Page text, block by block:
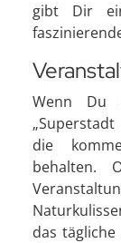
gibt Dir
Wenn Du
die
behalten.
das